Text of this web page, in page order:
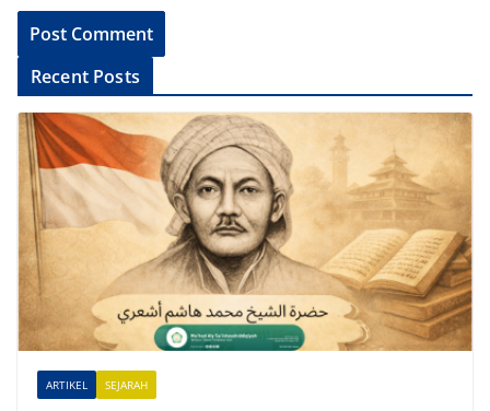
l
a
t
i
v
Recent Posts
ARTIKEL SEJARAH